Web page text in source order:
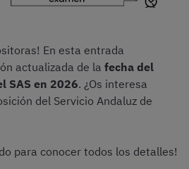
En esta entrada
actualizada de la fecha del
SAS en 2026. ¿Os interesa
del Servicio Andaluz de
para conocer todos los detalles!